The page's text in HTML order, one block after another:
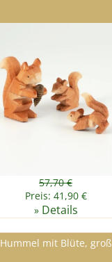
57,70 €
Preis: 41,90 €
» Details
Hummel mit Blüte, groß